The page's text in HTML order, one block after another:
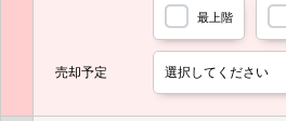
最上階
売却予定